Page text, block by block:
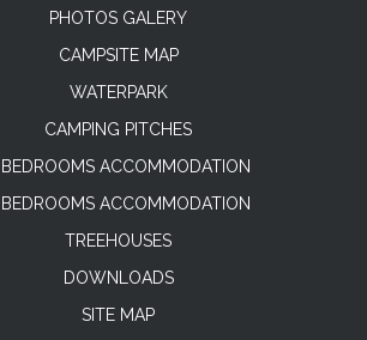
PHOTOS GALERY
CAMPSITE MAP
WATERPARK
CAMPING PITCHES
ACCOMMODATION
ACCOMMODATION
TREEHOUSES
DOWNLOADS
SITE MAP